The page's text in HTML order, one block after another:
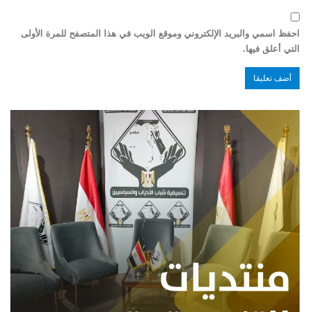
احفظ اسمي والبريد الإلكتروني وموقع الويب في هذا المتصفح للمرة الأولى
التي أعلق فيها.